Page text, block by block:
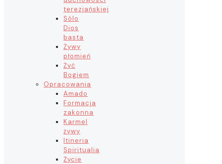
terezjańskiej
Sólo
Dios
basta
Żywy
płomień
Żyć
Bogiem
Opracowania
Amado
Formacja
zakonna
Karmel
żywy
Itineria
Spiritualia
Życie